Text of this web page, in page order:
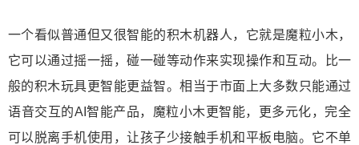
一个看似普通但又很智能的积木机器人，它就是魔粒小木，
它可以通过摇一摇，碰一碰等动作来实现操作和互动。比一
般的积木玩具更智能更益智。相当于市面上大多数只能通过
语音交互的AI智能产品，魔粒小木更智能，更多元化，完全
可以脱离手机使用，让孩子少接触手机和平板电脑。它不单